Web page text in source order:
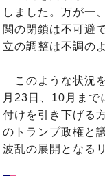
しました。万が一
関の閉鎖は不可避
立の調整は不調の
このような状況
月23日、10月まで
付けを引き下げる
のトランプ政権と
波乱の展開となる